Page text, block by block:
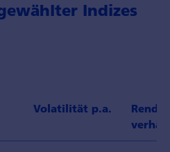
Indizes
Volatilität p.a.